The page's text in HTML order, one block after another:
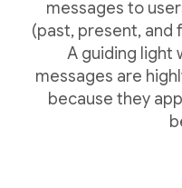
messages to
(past, present, and
A guiding light
messages are
because they